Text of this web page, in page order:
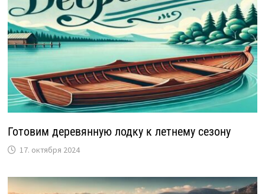
Готовим деревянную лодку к летнему сезону
17. октября 2024